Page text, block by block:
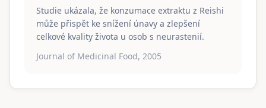
Studie ukázala, že konzumace extraktu z Reishi
může přispět ke snížení únavy a zlepšení
celkové kvality života u osob s neurastenií.
Journal of Medicinal Food, 2005